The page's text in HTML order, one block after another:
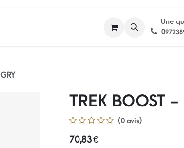
Une
0
TREK BOOST -
(0 avis)
70,83€